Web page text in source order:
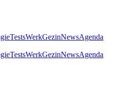
TestsWerkGezinNewsAgenda
TestsWerkGezinNewsAgenda